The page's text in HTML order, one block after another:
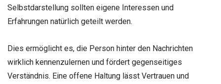
Selbstdarstellung sollten eigene Interessen und
Erfahrungen natürlich geteilt werden.
Dies ermöglicht es, die Person hinter den Nachrichten
wirklich kennenzulernen und fördert gegenseitiges
Verständnis. Eine offene Haltung lässt Vertrauen und